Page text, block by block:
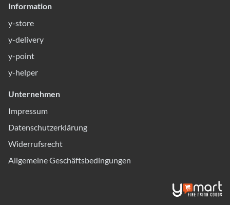
Information
y-store
y-delivery
y-point
y-helper
Unternehmen
Impressum
Datenschutzerklärung
Widerrufsrecht
Allgemeine Geschäftsbedingungen